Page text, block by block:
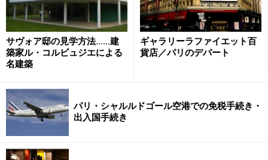
カテドラルの北側は通称「カテドラル地区」と呼ばれて
いて、歴史を感じる建物の中にレストラン、カフェ、お
土産屋さんなどのお店が並んでいます。中でもオルフェ
ーヴル通りには食材店が集中しているので、美味しいも
の探しの際には是非こちらに。
金のガチョウがモチーフのフォアグラ専門店の看板
サヴォア邸の見学方法……建
築家ル・コルビュジエによる
名建築
ギャラリーラファイエット百
貨店／パリのデパート
パリ・シャルルドゴール空港での免税手続き・
出入国手続き